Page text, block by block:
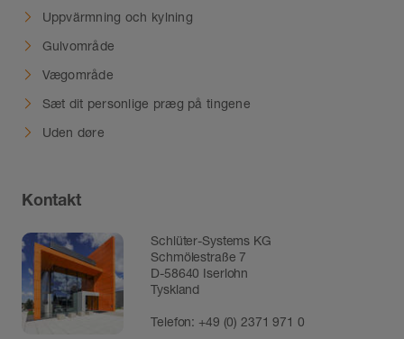
Uppvärmning och kylning
Gulvområde
Vægområde
Sæt dit personlige præg på tingene
Uden døre
Kontakt
Schlüter-Systems KG
Schmölestraße 7
D-58640 Iserlohn
Tyskland
Telefon:+49 (0) 2371 971 0